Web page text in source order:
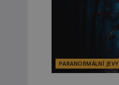
PARANORMÁLNÍ JEVY